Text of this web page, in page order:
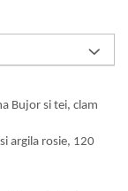
Bujor si tei, clam
argila rosie, 120